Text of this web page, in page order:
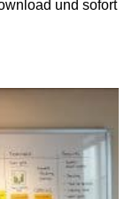
und sofort